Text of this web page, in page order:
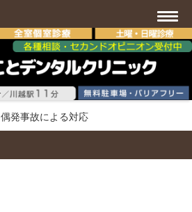
偶発事故による対応